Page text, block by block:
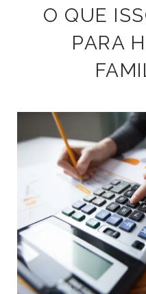
O QUE
PARA